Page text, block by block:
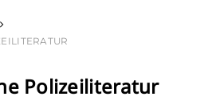
Polizeiliteratur